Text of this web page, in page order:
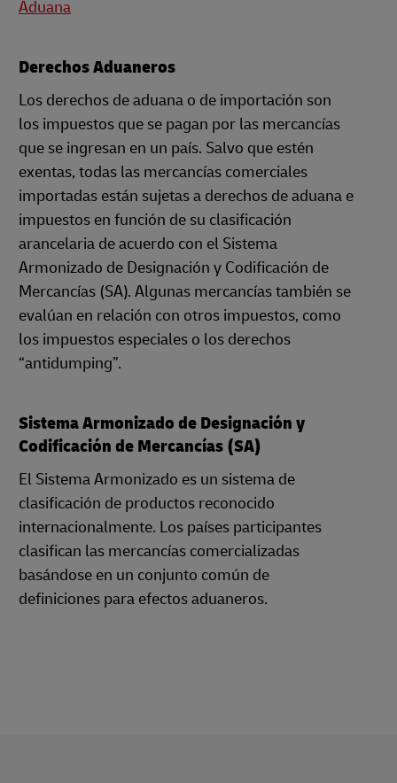
Aduana
Derechos Aduaneros
Los derechos de aduana o de importación son
los impuestos que se pagan por las mercancías
que se ingresan en un país. Salvo que estén
exentas, todas las mercancías comerciales
importadas están sujetas a derechos de aduana e
impuestos en función de su clasificación
arancelaria de acuerdo con el Sistema
Armonizado de Designación y Codificación de
Mercancías (SA). Algunas mercancías también se
evalúan en relación con otros impuestos, como
los impuestos especiales o los derechos
“antidumping”.
Sistema Armonizado de Designación y
Codificación de Mercancías (SA)
El Sistema Armonizado es un sistema de
clasificación de productos reconocido
internacionalmente. Los países participantes
clasifican las mercancías comercializadas
basándose en un conjunto común de
definiciones para efectos aduaneros.